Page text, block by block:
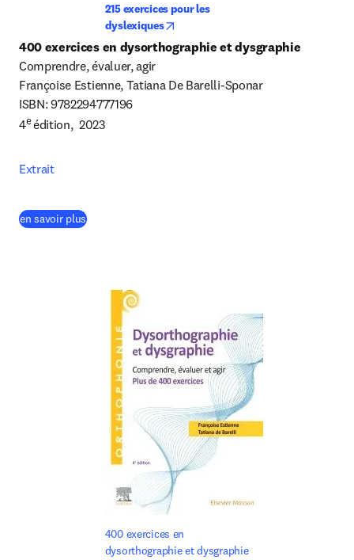
215 exercices pour les
dyslexiques
400 exercices en dysorthographie et dysgraphie
Comprendre, évaluer, agir
Françoise Estienne, Tatiana De Barelli-Sponar
ISBN: 9782294777196
4e édition,  2023
Extrait
en savoir plus(
400 exercices en
dysorthographie et dysgraphie